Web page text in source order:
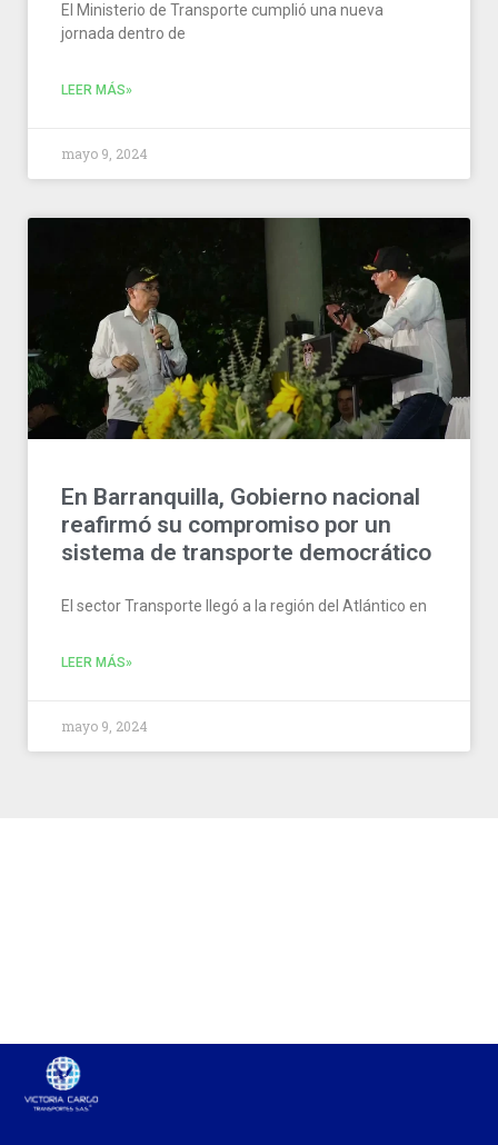
El Ministerio de Transporte cumplió una nueva
jornada dentro de
LEER MÁS»
mayo 9, 2024
En Barranquilla, Gobierno nacional
reafirmó su compromiso por un
sistema de transporte democrático
El sector Transporte llegó a la región del Atlántico en
LEER MÁS»
mayo 9, 2024